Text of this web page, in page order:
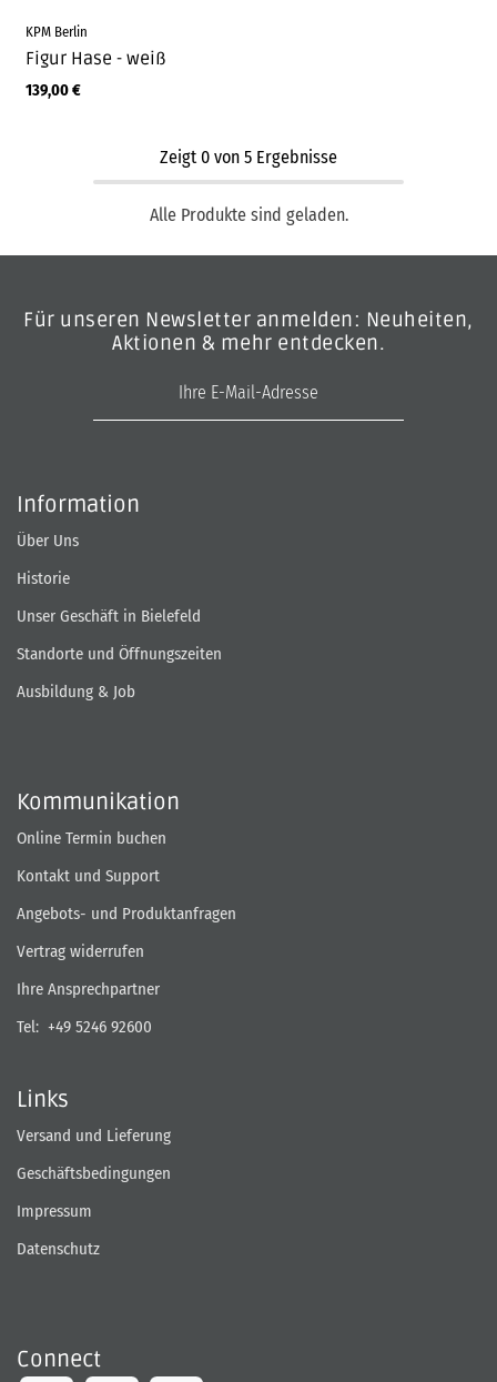
KPM Berlin
Figur Hase - weiß
139,00€
Zeigt 0 von 5 Ergebnisse
Alle Produkte sind geladen.
Für unseren Newsletter anmelden: Neuheiten,
Aktionen & mehr entdecken.
Information
Über Uns
Historie
Unser Geschäft in Bielefeld
Standorte und Öffnungszeiten
Ausbildung & Job
Kommunikation
Online Termin buchen
Kontakt und Support
Angebots- und Produktanfragen
Vertrag widerrufen
Ihre Ansprechpartner
Tel: +49 5246 92600
Links
Versand und Lieferung
Geschäftsbedingungen
Impressum
Datenschutz
Connect